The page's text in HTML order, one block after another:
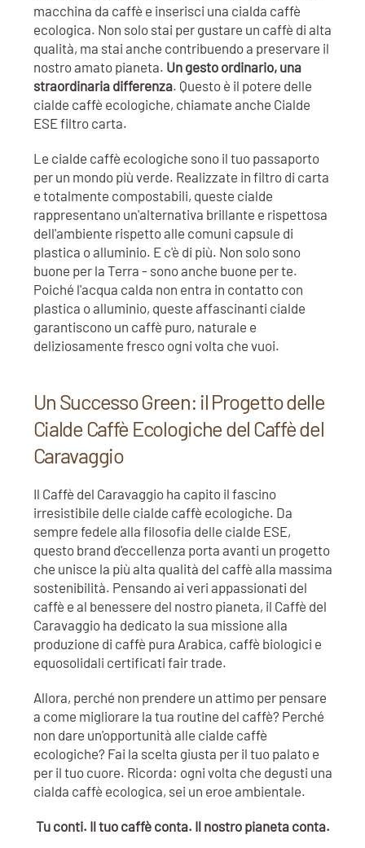
macchina da caffè e inserisci una cialda caffè
ecologica. Non solo stai per gustare un caffè di alta
qualità, ma stai anche contribuendo a preservare il
nostro amato pianeta. Un gesto ordinario, una
straordinaria differenza. Questo è il potere delle
cialde caffè ecologiche, chiamate anche Cialde
ESE filtro carta.
Le cialde caffè ecologiche sono il tuo passaporto
per un mondo più verde. Realizzate in filtro di carta
e totalmente compostabili, queste cialde
rappresentano un'alternativa brillante e rispettosa
dell'ambiente rispetto alle comuni capsule di
plastica o alluminio. E c'è di più. Non solo sono
buone per la Terra - sono anche buone per te.
Poiché l'acqua calda non entra in contatto con
plastica o alluminio, queste affascinanti cialde
garantiscono un caffè puro, naturale e
deliziosamente fresco ogni volta che vuoi.
Un Successo Green: il Progetto delle
Cialde Caffè Ecologiche del Caffè del
Caravaggio
Il Caffè del Caravaggio ha capito il fascino
irresistibile delle cialde caffè ecologiche. Da
sempre fedele alla filosofia delle cialde ESE,
questo brand d'eccellenza porta avanti un progetto
che unisce la più alta qualità del caffè alla massima
sostenibilità. Pensando ai veri appassionati del
caffè e al benessere del nostro pianeta, il Caffè del
Caravaggio ha dedicato la sua missione alla
produzione di caffè pura Arabica, caffè biologici e
equosolidali certificati fair trade.
Allora, perché non prendere un attimo per pensare
a come migliorare la tua routine del caffè? Perché
non dare un'opportunità alle cialde caffè
ecologiche? Fai la scelta giusta per il tuo palato e
per il tuo cuore. Ricorda: ogni volta che degusti una
cialda caffè ecologica, sei un eroe ambientale.
Tu conti. Il tuo caffè conta. Il nostro pianeta conta.